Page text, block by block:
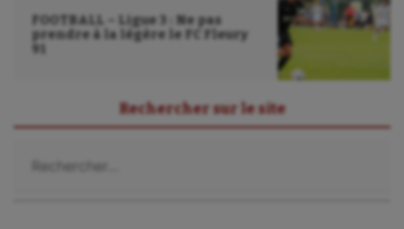
FOOTBALL – Ligue 3 : Ne pas
prendre à la légère le FC Fleury
91
Rechercher sur le site